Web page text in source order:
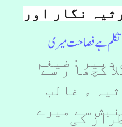
نگار اور
ہے فصاحت میری
دبیر : ضیغم
کچھا ر سے
ء غالب
سے میرے
کی